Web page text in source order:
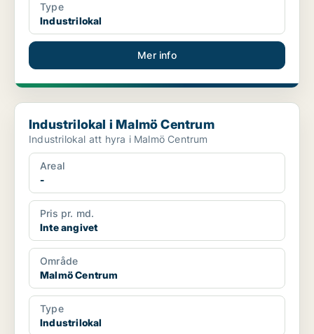
Type
Industrilokal
Mer info
Industrilokal i Malmö Centrum
Industrilokal i Malmö Centrum
Industrilokal att hyra i Malmö Centrum
Areal
-
Pris pr. md.
Inte angivet
Område
Malmö Centrum
Type
Industrilokal